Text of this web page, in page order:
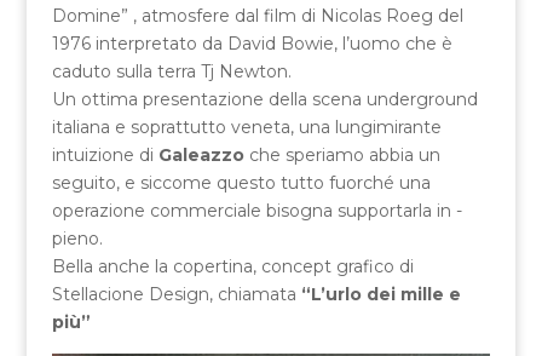
Domine” , atmosfere dal film di Nicolas Roeg del
1976 interpretato da David Bowie, l’uomo che è
caduto sulla terra Tj Newton.
Un ottima presentazione della scena underground
italiana e soprattutto veneta, una lungimirante
intuizione di Galeazzo che speriamo abbia un
seguito, e siccome questo tutto fuorché una
operazione commerciale bisogna supportarla in -
pieno.
Bella anche la copertina, concept grafico di
Stellacione Design, chiamata “L’urlo dei mille e
più”